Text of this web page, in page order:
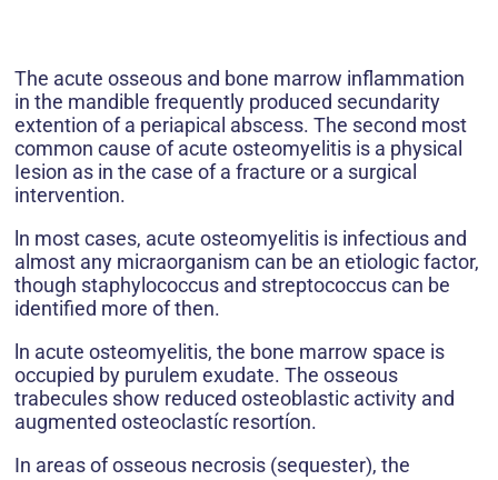
The acute osseous and bone marrow inflammation
in the mandible frequently produced secundarity
extention of a periapical abscess. The second most
common cause of acute osteomyelitis is a physical
Iesion as in the case of a fracture or a surgical
intervention.
ln most cases, acute osteomyelitis is infectious and
almost any micraorganism can be an etiologic factor,
though staphylococcus and streptococcus can be
identified more of then.
ln acute osteomyelitis, the bone marrow space is
occupied by purulem exudate. The osseous
trabecules show reduced osteoblastic activity and
augmented osteoclastíc resortíon.
In areas of osseous necrosis (sequester), the